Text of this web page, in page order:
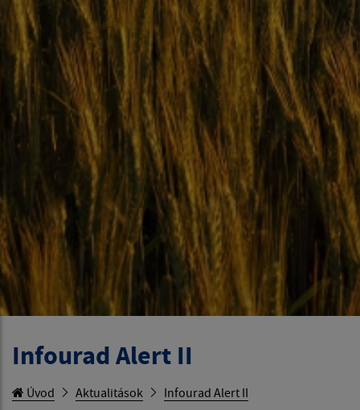
Infourad Alert II
Úvod Aktualitások Infourad Alert II